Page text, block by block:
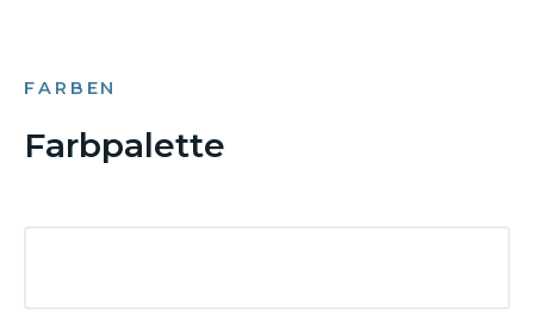
FARBEN
Farbpalette